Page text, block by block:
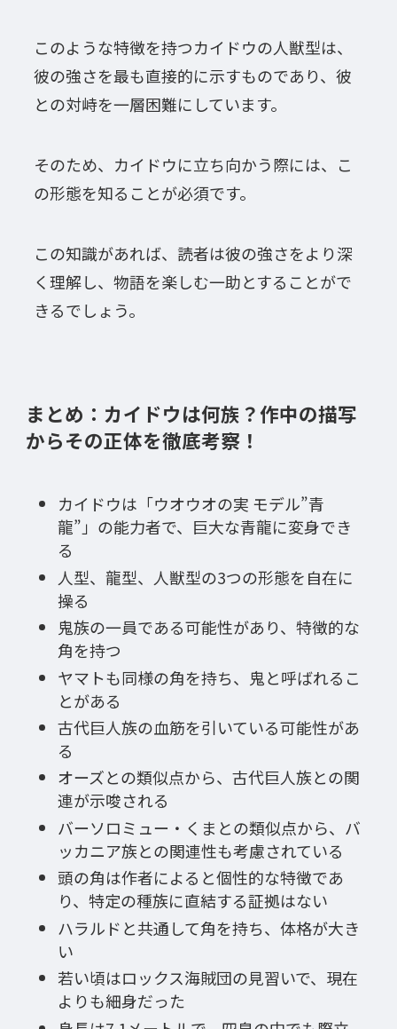
このような特徴を持つカイドウの人獣型は、
彼の強さを最も直接的に示すものであり、彼
との対峙を一層困難にしています。
そのため、カイドウに立ち向かう際には、こ
の形態を知ることが必須です。
この知識があれば、読者は彼の強さをより深
く理解し、物語を楽しむ一助とすることがで
きるでしょう。
まとめ：カイドウは何族？作中の描写
からその正体を徹底考察！
カイドウは「ウオウオの実 モデル”青
龍”」の能力者で、巨大な青龍に変身でき
る
人型、龍型、人獣型の3つの形態を自在に
操る
鬼族の一員である可能性があり、特徴的な
角を持つ
ヤマトも同様の角を持ち、鬼と呼ばれるこ
とがある
古代巨人族の血筋を引いている可能性があ
る
オーズとの類似点から、古代巨人族との関
連が示唆される
バーソロミュー・くまとの類似点から、バ
ッカニア族との関連性も考慮されている
頭の角は作者によると個性的な特徴であ
り、特定の種族に直結する証拠はない
ハラルドと共通して角を持ち、体格が大き
い
若い頃はロックス海賊団の見習いで、現在
よりも細身だった